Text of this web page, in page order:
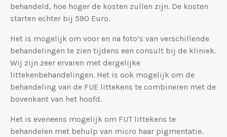
behandeld, hoe hoger de kosten zullen zijn. De kosten
starten echter bij 590 Euro.
Het is mogelijk om voor en na foto’s van verschillende
behandelingen te zien tijdens een consult bij de kliniek.
Wij zijn zeer ervaren met dergelijke
littekenbehandelingen. Het is ook mogelijk om de
behandeling van de FUE littekens te combineren met de
bovenkant van het hoofd.
Het is eveneens mogelijk om FUT littekens te
behandelen met behulp van micro haar pigmentatie.